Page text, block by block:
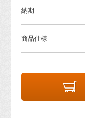
納期
商品仕様